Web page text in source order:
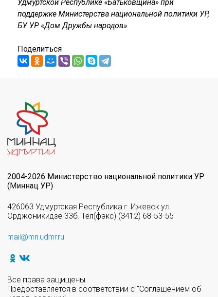
Удмуртской Республике «Батьковщина» при
поддержке Министерства национальной политики УР,
БУ УР «Дом Дружбы народов».
Поделиться
2004-2026 Министерство национальной политики УР
(Миннац УР)
426063 Удмуртская Республика г. Ижевск ул.
Орджоникидзе 33б. Тел(факс) (3412) 68-53-55
mail@mn.udmr.ru
Все права защищены.
Предоставляется в соответствии с "Соглашением об